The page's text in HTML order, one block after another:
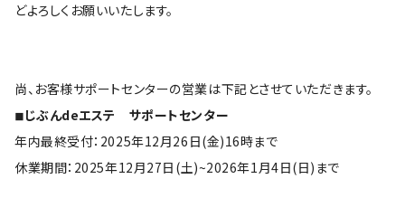
どよろしくお願いいたします。
尚、お客様サポートセンターの営業は下記とさせていただきます。
◾︎じぶんdeエステ　サポートセンター
年内最終受付：2025年12月26日(金)16時まで
休業期間：2025年12月27日(土)~2026年1月4日(日)まで